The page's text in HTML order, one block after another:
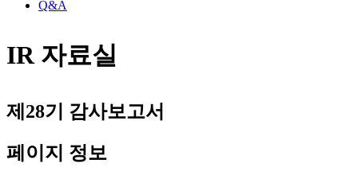
Q&A
IR 자료실
제28기 감사보고서
페이지 정보